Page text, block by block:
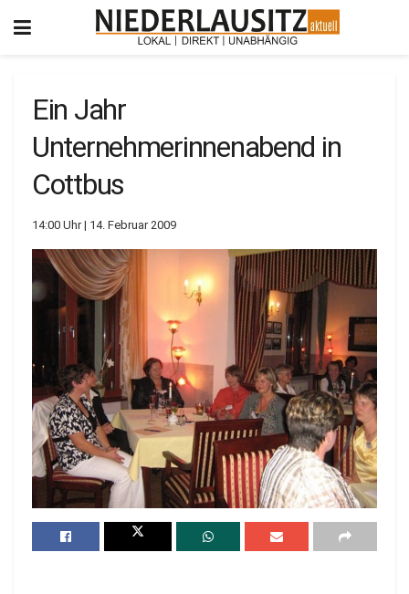
Ein Jahr
Unternehmerinnenabend in
Cottbus
14:00 Uhr | 14. Februar 2009